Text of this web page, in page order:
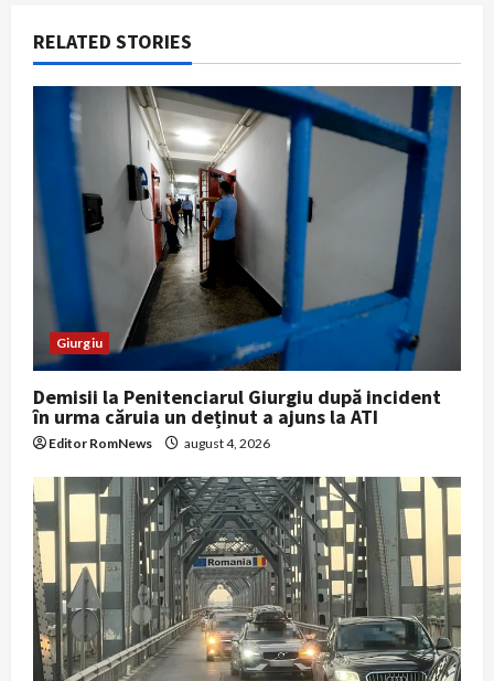
i
g
t
i
o
n
RELATED STORIES
Giurgiu
Demisii la Penitenciarul Giurgiu după incident
în urma căruia un deținut a ajuns la ATI
Editor RomNews august 4, 2026